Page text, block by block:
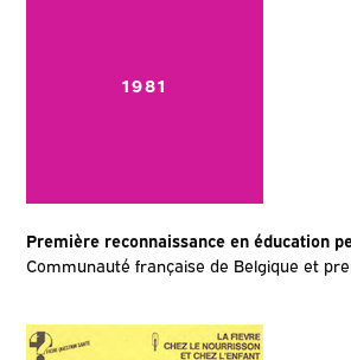
1981
Première reconnaissance en éducation
Communauté française de Belgique et